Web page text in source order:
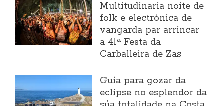
Multitudinaria noite de
folk e electrónica de
vangarda par arrincar
a 41ª Festa da
Carballeira de Zas
Guía para gozar da
eclipse no esplendor da